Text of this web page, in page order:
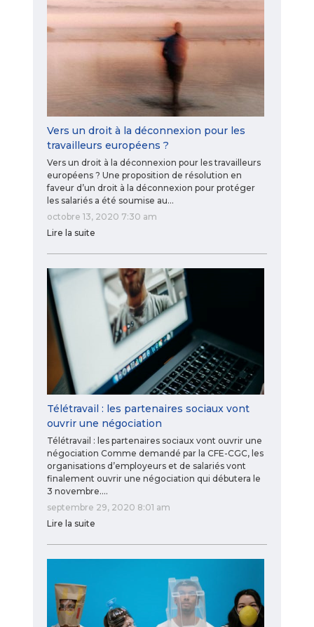
Vers un droit à la déconnexion pour les
travailleurs européens ?
Vers un droit à la déconnexion pour les travailleurs
européens ? Une proposition de résolution en
faveur d’un droit à la déconnexion pour protéger
les salariés a été soumise au…
octobre 13, 2020 7:30 am
Lire la suite
Télétravail : les partenaires sociaux vont
ouvrir une négociation
Télétravail : les partenaires sociaux vont ouvrir une
négociation Comme demandé par la CFE-CGC, les
organisations d’employeurs et de salariés vont
finalement ouvrir une négociation qui débutera le
3 novembre.…
septembre 29, 2020 8:01 am
Lire la suite